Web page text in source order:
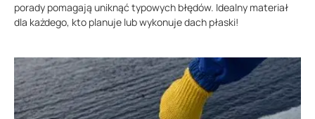
porady pomagają uniknąć typowych błędów. Idealny materiał
dla każdego, kto planuje lub wykonuje dach płaski!